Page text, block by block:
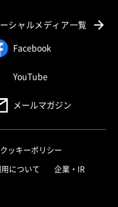
シャルメディア一覧
Facebook
YouTube
メールマガジン
クッキーポリシー
について 企業・IR